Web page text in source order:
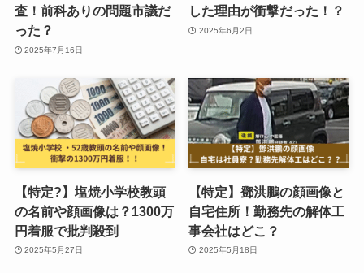
査！前科ありの問題市議だ
った？
2025年7月16日
した理由が衝撃だった！？
2025年6月2日
【特定?】塩焼小学校教頭
の名前や顔画像は？1300万
円着服で批判殺到
2025年5月27日
【特定】鄧洪鵬の顔画像と
自宅住所！勤務先の解体工
事会社はどこ？
2025年5月18日